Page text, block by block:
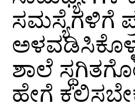
ಸಮಸ್ಯೆಗಳಿಗೆ
ಶಾಲೆ
ಹೇಗೆ